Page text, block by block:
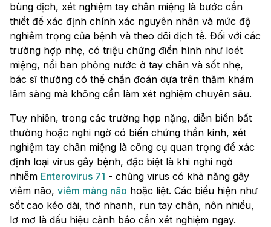
bùng dịch, xét nghiệm tay chân miệng là bước cần
thiết để xác định chính xác nguyên nhân và mức độ
nghiêm trọng của bệnh và theo dõi dịch tễ. Đối với các
trường hợp nhẹ, có triệu chứng điển hình như loét
miệng, nổi ban phỏng nước ở tay chân và sốt nhẹ,
bác sĩ thường có thể chẩn đoán dựa trên thăm khám
lâm sàng mà không cần làm xét nghiệm chuyên sâu.
Tuy nhiên, trong các trường hợp nặng, diễn biến bất
thường hoặc nghi ngờ có biến chứng thần kinh, xét
nghiệm tay chân miệng là công cụ quan trọng để xác
định loại virus gây bệnh, đặc biệt là khi nghi ngờ
nhiễm Enterovirus 71 - chủng virus có khả năng gây
viêm não, viêm màng não hoặc liệt. Các biểu hiện như
sốt cao kéo dài, thở nhanh, run tay chân, nôn nhiều,
lơ mơ là dấu hiệu cảnh báo cần xét nghiệm ngay.